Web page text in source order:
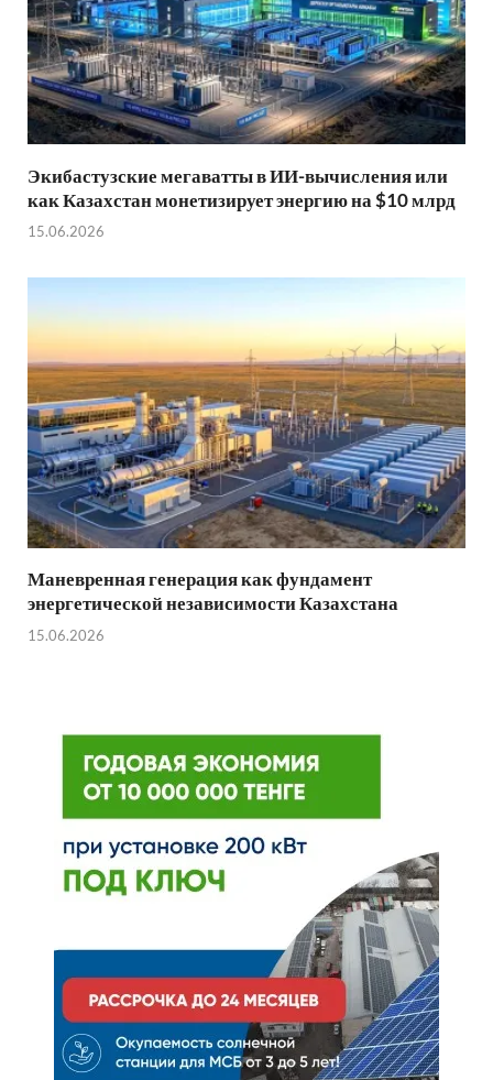
Экибастузские мегаватты в ИИ-вычисления или
как Казахстан монетизирует энергию на $10 млрд
15.06.2026
Маневренная генерация как фундамент
энергетической независимости Казахстана
15.06.2026